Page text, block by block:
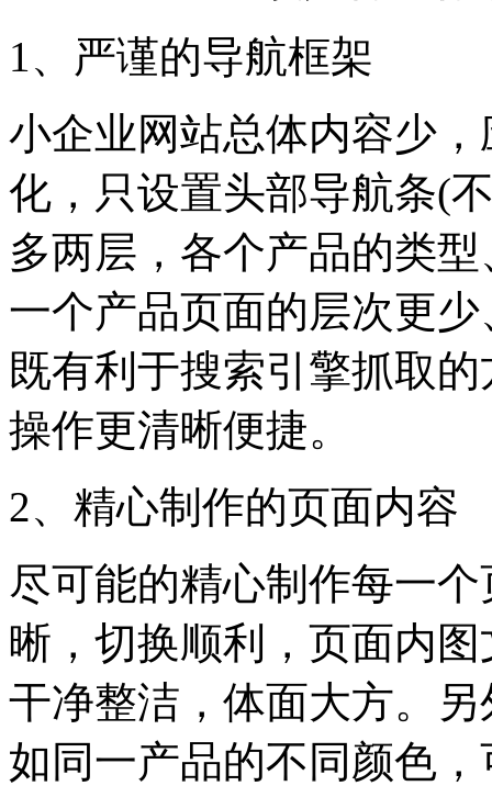
1、严谨的导航框架
小企业网站总体内容少
化，只设置头部导航条(
多两层，各个产品的类
一个产品页面的层次更
既有利于搜索引擎抓取
操作更清晰便捷。
2、精心制作的页面内容
尽可能的精心制作每一
晰，切换顺利，页面内
干净整洁，体面大方。
如同一产品的不同颜色